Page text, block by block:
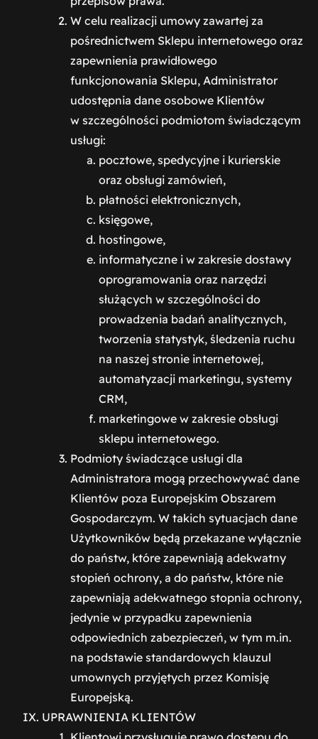
W celu realizacji umowy zawartej za
pośrednictwem Sklepu internetowego oraz
zapewnienia prawidłowego
funkcjonowania Sklepu, Administrator
udostępnia dane osobowe Klientów
w szczególności podmiotom świadczącym
usługi:
pocztowe, spedycyjne i kurierskie
oraz obsługi zamówień,
płatności elektronicznych,
księgowe,
hostingowe,
informatyczne i w zakresie dostawy
oprogramowania oraz narzędzi
służących w szczególności do
prowadzenia badań analitycznych,
tworzenia statystyk, śledzenia ruchu
na naszej stronie internetowej,
automatyzacji marketingu, systemy
CRM,
marketingowe w zakresie obsługi
sklepu internetowego.
Podmioty świadczące usługi dla
Administratora mogą przechowywać dane
Klientów poza Europejskim Obszarem
Gospodarczym. W takich sytuacjach dane
Użytkowników będą przekazane wyłącznie
do państw, które zapewniają adekwatny
stopień ochrony, a do państw, które nie
zapewniają adekwatnego stopnia ochrony,
jedynie w przypadku zapewnienia
odpowiednich zabezpieczeń, w tym m.in.
na podstawie standardowych klauzul
umownych przyjętych przez Komisję
Europejską.
UPRAWNIENIA KLIENTÓW